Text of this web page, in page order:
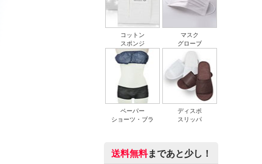
コットン
スポンジ
マスク
グローブ
ペーパー
ショーツ・ブラ
ディスポ
スリッパ
送料無料まであと少し！